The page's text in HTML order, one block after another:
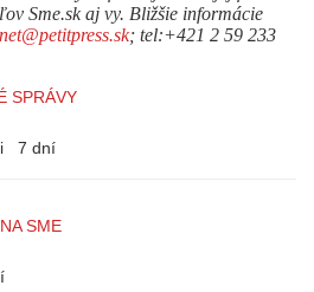
Sme.sk aj vy. Bližšie informácie
; tel:+421 2 59 233
SPRÁVY
7 dní
SME